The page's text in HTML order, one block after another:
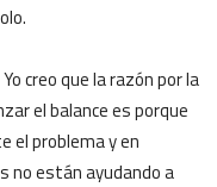
creo que la razón por la
el balance es porque
el problema y en
no están ayudando a